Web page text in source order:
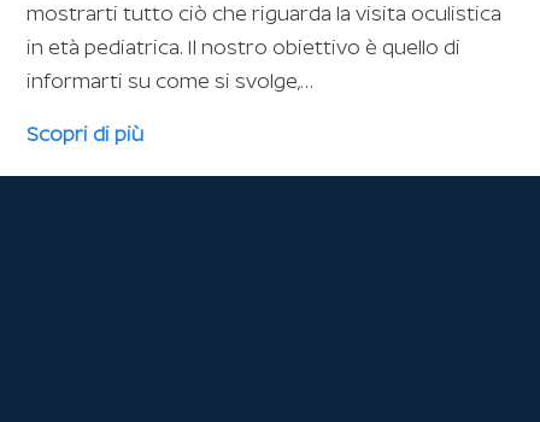
mostrarti tutto ciò che riguarda la visita oculistica
in età pediatrica. Il nostro obiettivo è quello di
informarti su come si svolge,…
Scopri di più